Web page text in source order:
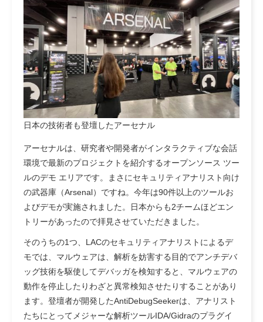
日本の技術者も登壇したアーセナル
アーセナルは、研究者や開発者がインタラクティブな会話
環境で最新のプロジェクトを紹介するオープンソース ツー
ルのデモ エリアです。まさにセキュリティアナリスト向け
の武器庫（Arsenal）ですね。今年は90件以上のツールお
よびデモが実施されました。日本からも2チームほどエン
トリーがあったので拝見させていただきました。
そのうちの1つ、LACのセキュリティアナリストによるデ
モでは、マルウェアは、解析を妨害する目的でアンチデバ
ッグ技術を駆使してデバッガを検知すると、マルウェアの
動作を停止したりわざと異常検知させたりすることがあり
ます。登壇者が開発したAntiDebugSeekerは、アナリスト
たちにとってメジャーな解析ツールIDA/Gidraのプラグイ